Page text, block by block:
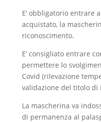
E’ obbligatorio entrare
acquistato, la
riconoscimento.
E’ consigliato entrare
permettere lo
Covid (rilevazione
validazione del titolo di
La mascherina va
di permanenza al